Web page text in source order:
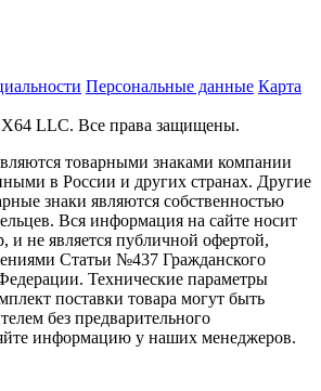
Персональные дaнные Карта
LLC. Все права защищены.
товарными знаками компании
в России и других странах. Другие
знаки являются собственностью
Вся информация на сайте носит
и не является публичной офертой,
Статьи №437 Гражданского
Технические параметры
поставки товара могут быть
без предварительного
информацию у наших менеджеров.